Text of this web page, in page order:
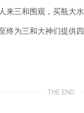
三和围观，买瓶大
终为三和大神们提供
THE END